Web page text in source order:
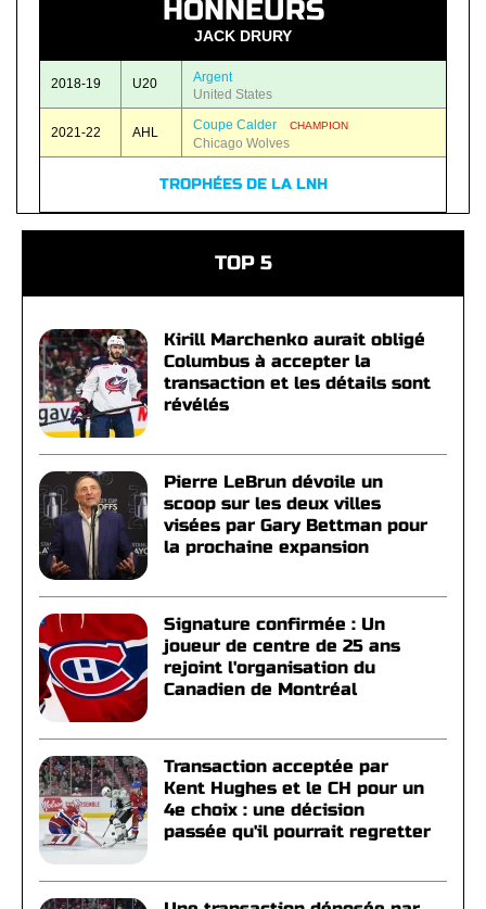
HONNEURS
JACK DRURY
2018-19 U20
Argent
United States
2021-22 AHL Coupe Calder CHAMPION
Chicago Wolves
TROPHÉES DE LA LNH
TOP 5
Kirill Marchenko aurait obligé
Columbus à accepter la
transaction et les détails sont
révélés
Pierre LeBrun dévoile un
scoop sur les deux villes
visées par Gary Bettman pour
la prochaine expansion
Signature confirmée : Un
joueur de centre de 25 ans
rejoint l'organisation du
Canadien de Montréal
Transaction acceptée par
Kent Hughes et le CH pour un
4e choix : une décision
passée qu'il pourrait regretter